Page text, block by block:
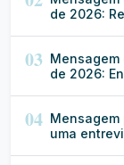
de 2026:
03 Mensagem
de 2026:
04
uma